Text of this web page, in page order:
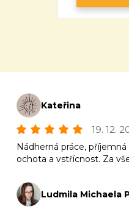
Kateřina
19. 12.
Nádherná práce,
ochota a vstřícnost. Za
Ludmila Michaela